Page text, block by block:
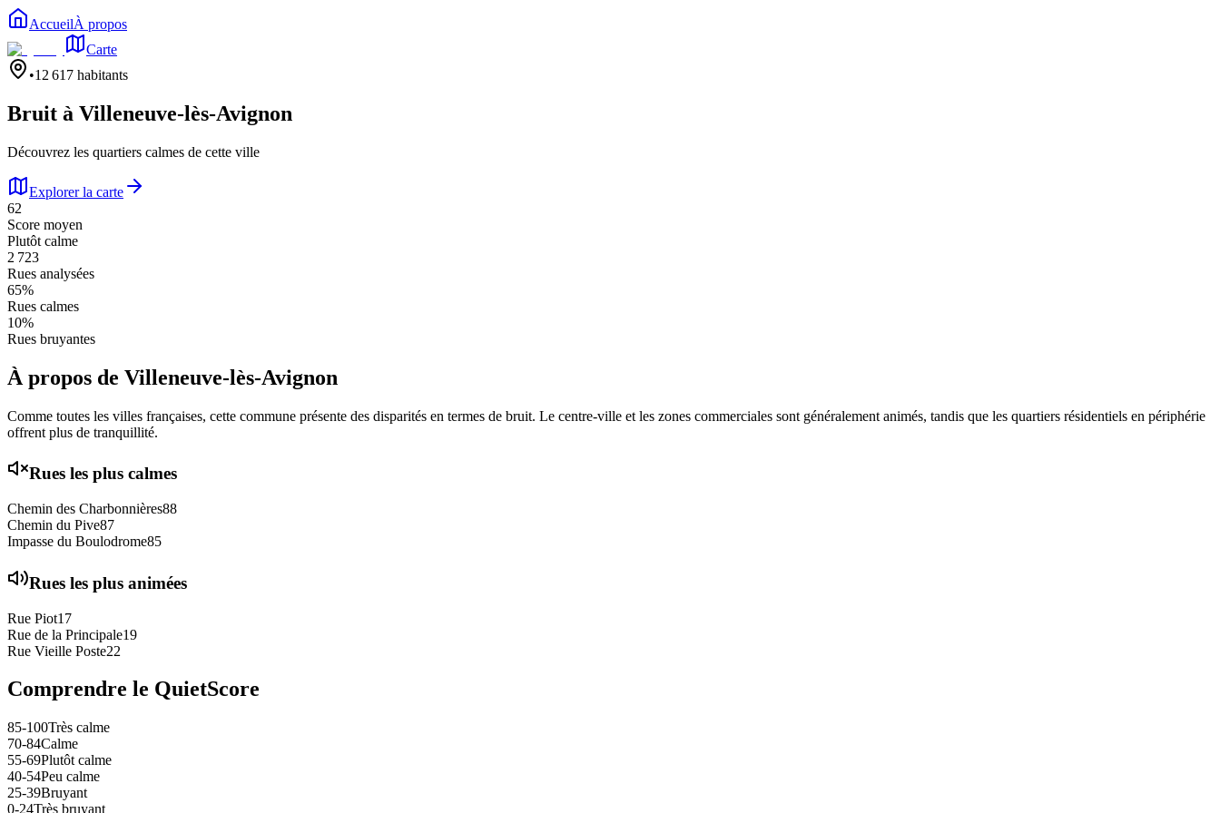
AccueilÀ propos
Carte
•12 617 habitants
Bruit à Villeneuve-lès-Avignon
Découvrez les quartiers calmes de cette ville
Explorer la carte
62
Score moyen
Plutôt calme
2 723
Rues analysées
65%
Rues calmes
10%
Rues bruyantes
À propos de Villeneuve-lès-Avignon
Comme toutes les villes françaises, cette commune présente des disparités en termes de bruit. Le centre-ville et les zones commerciales sont généralement animés, tandis que les quartiers résidentiels en périphérie
offrent plus de tranquillité.
Rues les plus calmes
Chemin des Charbonnières88
Chemin du Pive87
Impasse du Boulodrome85
Rues les plus animées
Rue Piot17
Rue de la Principale19
Rue Vieille Poste22
Comprendre le QuietScore
85-100Très calme
70-84Calme
55-69Plutôt calme
40-54Peu calme
25-39Bruyant
0-24Très bruyant